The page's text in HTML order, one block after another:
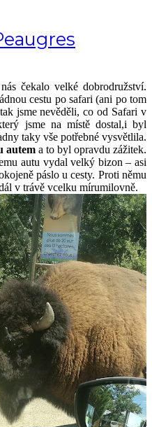
čekalo velké dobrodružství.
cestu po safari (ani po tom
jsme nevěděli, co od Safari v
jsme na místě dostal,i byl
taky vše potřebné vysvětlila.
autem a to byl opravdu zážitek.
autu vydal velký bizon – asi
páslo u cesty. Proti němu
v trávě vcelku mírumilovně.